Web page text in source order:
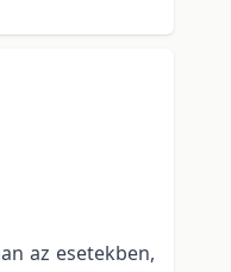
az esetekben,